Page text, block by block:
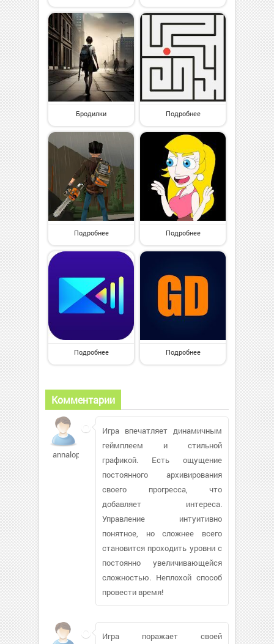
Бродилки Подробнее
Подробнее Подробнее
Подробнее Подробнее
Комментарии
annalopati
Игра впечатляет динамичным
геймплеем и стильной
графикой. Есть ощущение
постоянного архивирования
своего прогресса, что
добавляет интереса.
Управление интуитивно
понятное, но сложнее всего
становится проходить уровни с
постоянно увеличивающейся
сложностью. Неплохой способ
провести время!
Игра поражает своей